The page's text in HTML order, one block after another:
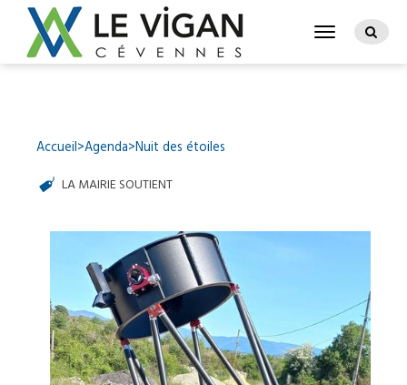
Accueil>Agenda>Nuit des étoiles
LA MAIRIE SOUTIENT